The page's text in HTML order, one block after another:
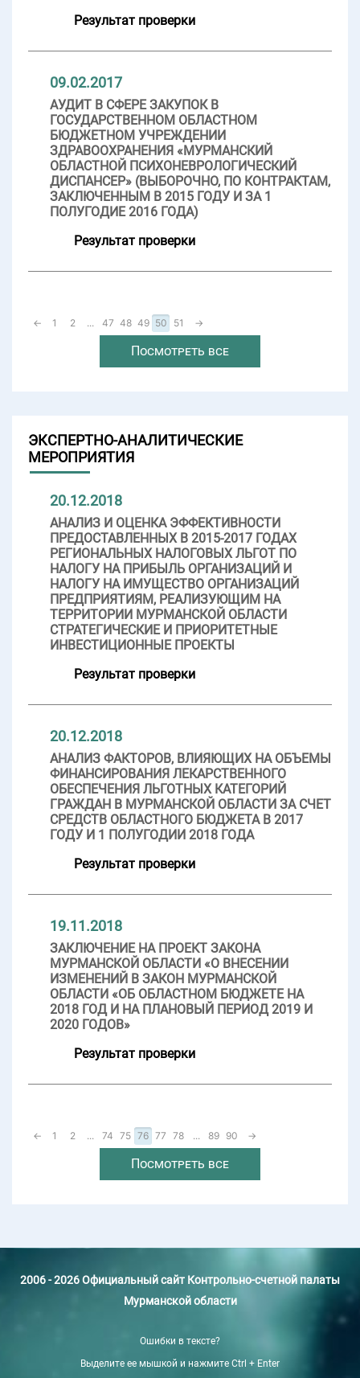
Результат проверки
09.02.2017
АУДИТ В СФЕРЕ ЗАКУПОК В
ГОСУДАРСТВЕННОМ ОБЛАСТНОМ
БЮДЖЕТНОМ УЧРЕЖДЕНИИ
ЗДРАВООХРАНЕНИЯ «МУРМАНСКИЙ
ОБЛАСТНОЙ ПСИХОНЕВРОЛОГИЧЕСКИЙ
ДИСПАНСЕР» (ВЫБОРОЧНО, ПО КОНТРАКТАМ,
ЗАКЛЮЧЕННЫМ В 2015 ГОДУ И ЗА 1
ПОЛУГОДИЕ 2016 ГОДА)
Результат проверки
← 1 2 ... 47 48 49 50 51 →
Посмотреть все
ЭКСПЕРТНО-АНАЛИТИЧЕСКИЕ
МЕРОПРИЯТИЯ
20.12.2018
АНАЛИЗ И ОЦЕНКА ЭФФЕКТИВНОСТИ
ПРЕДОСТАВЛЕННЫХ В 2015-2017 ГОДАХ
РЕГИОНАЛЬНЫХ НАЛОГОВЫХ ЛЬГОТ ПО
НАЛОГУ НА ПРИБЫЛЬ ОРГАНИЗАЦИЙ И
НАЛОГУ НА ИМУЩЕСТВО ОРГАНИЗАЦИЙ
ПРЕДПРИЯТИЯМ, РЕАЛИЗУЮЩИМ НА
ТЕРРИТОРИИ МУРМАНСКОЙ ОБЛАСТИ
СТРАТЕГИЧЕСКИЕ И ПРИОРИТЕТНЫЕ
ИНВЕСТИЦИОННЫЕ ПРОЕКТЫ
Результат проверки
20.12.2018
АНАЛИЗ ФАКТОРОВ, ВЛИЯЮЩИХ НА ОБЪЕМЫ
ФИНАНСИРОВАНИЯ ЛЕКАРСТВЕННОГО
ОБЕСПЕЧЕНИЯ ЛЬГОТНЫХ КАТЕГОРИЙ
ГРАЖДАН В МУРМАНСКОЙ ОБЛАСТИ ЗА СЧЕТ
СРЕДСТВ ОБЛАСТНОГО БЮДЖЕТА В 2017
ГОДУ И 1 ПОЛУГОДИИ 2018 ГОДА
Результат проверки
19.11.2018
ЗАКЛЮЧЕНИЕ НА ПРОЕКТ ЗАКОНА
МУРМАНСКОЙ ОБЛАСТИ «О ВНЕСЕНИИ
ИЗМЕНЕНИЙ В ЗАКОН МУРМАНСКОЙ
ОБЛАСТИ «ОБ ОБЛАСТНОМ БЮДЖЕТЕ НА
2018 ГОД И НА ПЛАНОВЫЙ ПЕРИОД 2019 И
2020 ГОДОВ»
Результат проверки
← 1 2 ... 74 75 76 77 78 ... 89 90 →
Посмотреть все
2006 - 2026 Официальный сайт Контрольно-счетной палаты
Мурманской области
Ошибки в тексте?
Выделите ее мышкой и нажмите Ctrl + Enter